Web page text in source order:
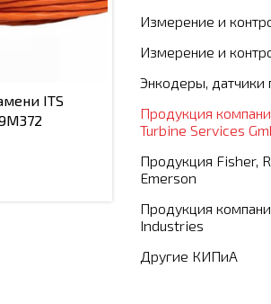
ITS
Измерение и
Измерение и
Энкодеры,
Продукция
Turbine Services
Продукция Fisher,
Emerson
Продукция
Industries
Другие КИПиА